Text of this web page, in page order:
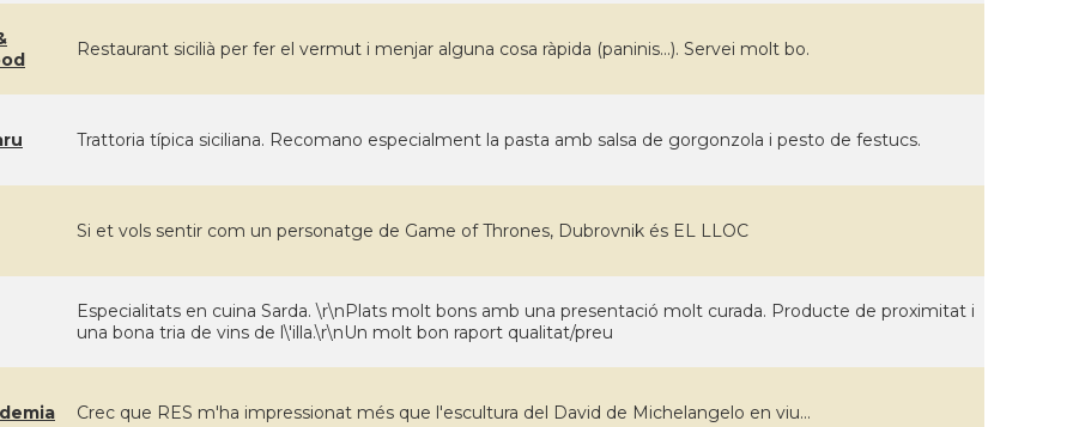
Restaurant sicilià per fer el vermut i menjar alguna cosa ràpida (paninis...). Servei molt bo.
Trattoria típica siciliana. Recomano especialment la pasta amb salsa de gorgonzola i pesto de festucs.
Si et vols sentir com un personatge de Game of Thrones, Dubrovnik és EL LLOC
Especialitats en cuina Sarda. \r\nPlats molt bons amb una presentació molt curada. Producte de proximitat i
una bona tria de vins de l\'illa.\r\nUn molt bon raport qualitat/preu
Crec que RES m'ha impressionat més que l'escultura del David de Michelangelo en viu...